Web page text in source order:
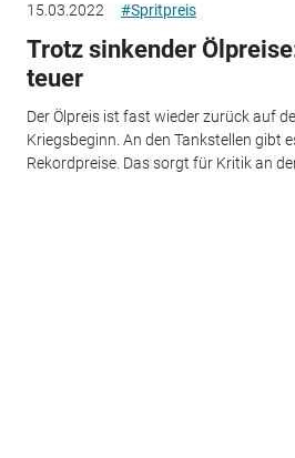
15.03.2022 #Spritpreis
Trotz sinkender
teuer
Der Ölpreis ist fast wieder zurück auf
Kriegsbeginn. An den Tankstellen gibt
Rekordpreise. Das sorgt für Kritik an